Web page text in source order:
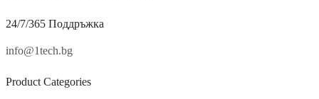
24/7/365 Поддръжка
info@1tech.bg
Product Categories